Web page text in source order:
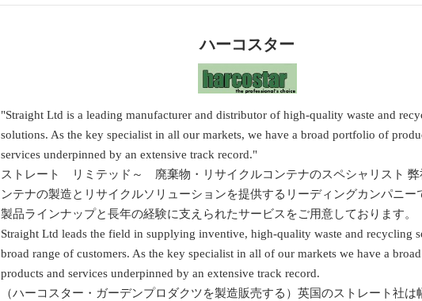
ハーコスター
"Straight Ltd is a leading manufacturer and distributor of high-quality waste and
solutions. As the key specialist in all our markets, we have a broad portfolio of
services underpinned by an extensive track record."
ストレート リミテッド～ 廃棄物・リサイクルコンテナのスペシャリスト 弊
ンテナの製造とリサイクルソリューションを提供するリーディングカンパニー
製品ラインナップと長年の経験に支えられたサービスをご用意しております。
Straight Ltd leads the field in supplying inventive, high-quality waste and recycling
broad range of customers. As the key specialist in all of our markets we have a
products and services underpinned by an extensive track record.
（ハーコスター・ガーデンプロダクツを製造販売する）英国のストレート社は